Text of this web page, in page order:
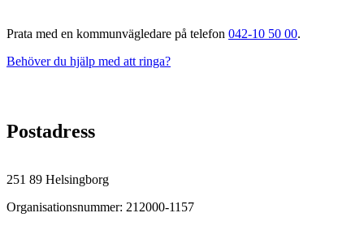
Prata med en kommunvägledare på telefon 042-10 50 00.
Behöver du hjälp med att ringa?
Postadress
251 89 Helsingborg
Organisationsnummer: 212000-1157